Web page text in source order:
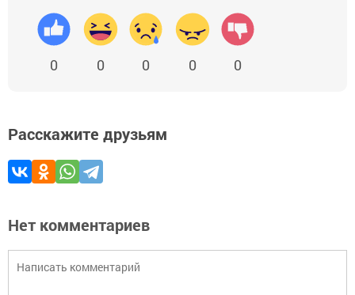
0 0 0 0 0
Расскажите друзьям
Нет комментариев